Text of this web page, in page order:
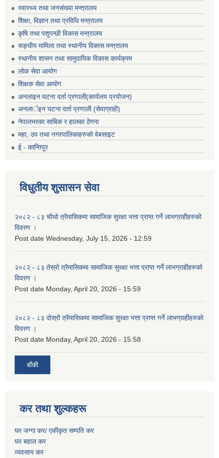
स्वास्थ्य तथा जनसंख्या मन्त्रालय
शिक्षा, विज्ञान तथा प्रविधि मन्त्रालय
कृषि तथा पशुपन्छी विकास मन्त्रालय
सङ्घीय मामिला तथा स्थानीय विकास मन्त्रालय
स्थानीय शासन तथा सामुदायिक विकास कार्यक्रम
लोक सेवा आयोग
शिक्षक सेवा आयोग
अनलाइन घटना दर्ता प्रणाली(कार्यलय प्रयोजन)
अनलार्इन घटना दर्ता प्रणाली (सेवाग्राही)
नेपालभरका साबिक र हालका ठेगना
महा, उप तथा नगरपालिकाहरुको वेबसाइट
ई - कान्तिपुर
विधुतीय शुसासन सेवा
२०८२ - ८३ चौथो त्रैमासिकमा सामाजिक सुरक्षा भत्ता प्राप्त गर्ने लाभग्राहीहरुको
विवरण ।
Post date Wednesday, July 15, 2026 - 12:59
२०८२ - ८३ तेस्रो त्रैमासिकमा सामाजिक सुरक्षा भत्ता प्राप्त गर्ने लाभग्राहीहरुको
विवरण ।
Post date Monday, April 20, 2026 - 15:59
२०८२ - ८३ दोस्रो त्रैमासिकमा सामाजिक सुरक्षा भत्ता प्राप्त गर्ने लाभग्राहीहरुको
विवरण ।
Post date Monday, April 20, 2026 - 15:58
बाँकी
कर तथा शुल्कहरू
घर जग्गा कर/ एकीकृत सम्पति कर
घर बहाल कर
व्यवसाय कर